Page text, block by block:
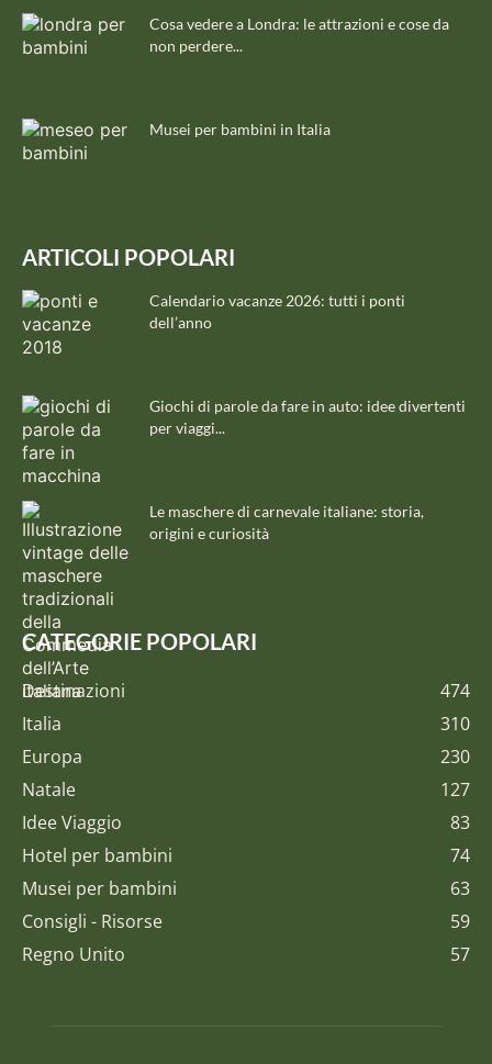
Cosa vedere a Londra: le attrazioni e cose da
non perdere...
Musei per bambini in Italia
ARTICOLI POPOLARI
Calendario vacanze 2026: tutti i ponti
dell’anno
Giochi di parole da fare in auto: idee divertenti
per viaggi...
Le maschere di carnevale italiane: storia,
origini e curiosità
CATEGORIE POPOLARI
Destinazioni
474
Italia
310
Europa
230
Natale
127
Idee Viaggio
83
Hotel per bambini
74
Musei per bambini
63
Consigli - Risorse
59
Regno Unito
57